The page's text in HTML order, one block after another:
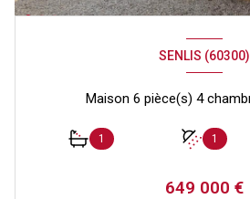
SENLIS (60300)
1 1
649 000 €